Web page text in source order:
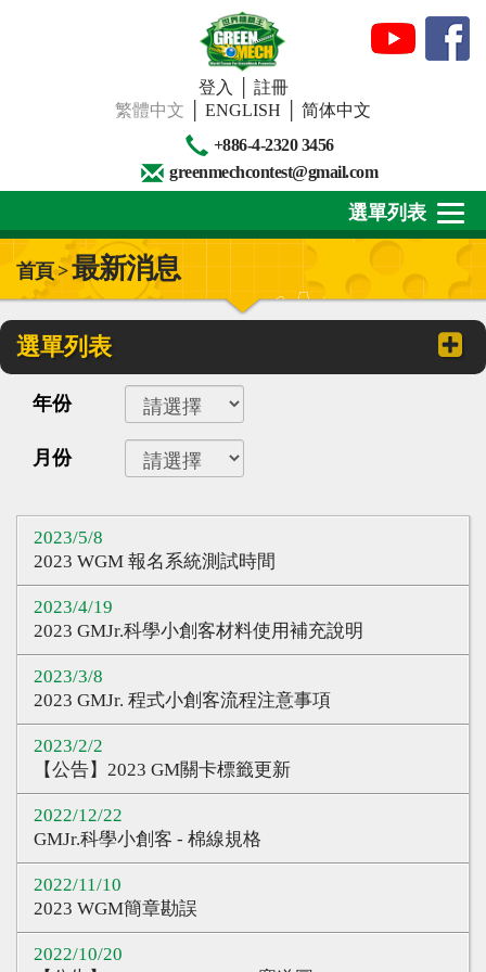
登入
註冊
繁體中文
ENGLISH
简体中文
+886-4-2320 3456
greenmechcontest@gmail.com
關於我們
下載專區
賽事活動
精彩回顧
心得分享
Q&A專區
CQ認證
教師認證
認證查詢
參賽證明
選單列表
首頁 >最新消息
選單列表
年份
月份
2023/5/8
2023 WGM 報名系統測試時間
2023/4/19
2023 GMJr.科學小創客材料使用補充說明
2023/3/8
2023 GMJr. 程式小創客流程注意事項
2023/2/2
【公告】2023 GM關卡標籤更新
2022/12/22
GMJr.科學小創客 - 棉線規格
2022/11/10
2023 WGM簡章勘誤
2022/10/20